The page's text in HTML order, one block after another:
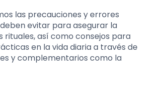
las precauciones y errores
evitar para asegurar la
rituales, así como consejos para
en la vida diaria a través de
y complementarios como la